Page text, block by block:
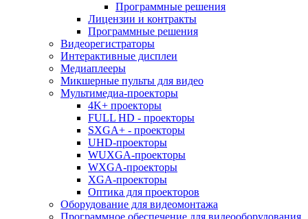
Программные решения
Лицензии и контракты
Программные решения
Видеорегистраторы
Интерактивные дисплеи
Медиаплееры
Микшерные пульты для видео
Мультимедиа-проекторы
4K+ проекторы
FULL HD - проекторы
SXGA+ - проекторы
UHD-проекторы
WUXGA-проекторы
WXGA-проекторы
XGA-проекторы
Оптика для проекторов
Оборудование для видеомонтажа
Программное обеспечение для видеооборудования